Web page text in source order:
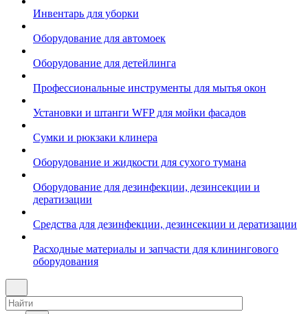
Инвентарь для уборки
Оборудование для автомоек
Оборудование для детейлинга
Профессиональные инструменты для мытья окон
Установки и штанги WFP для мойки фасадов
Сумки и рюкзаки клинера
Оборудование и жидкости для сухого тумана
Оборудование для дезинфекции, дезинсекции и
дератизации
Средства для дезинфекции, дезинсекции и дератизации
Расходные материалы и запчасти для клинингового
оборудования